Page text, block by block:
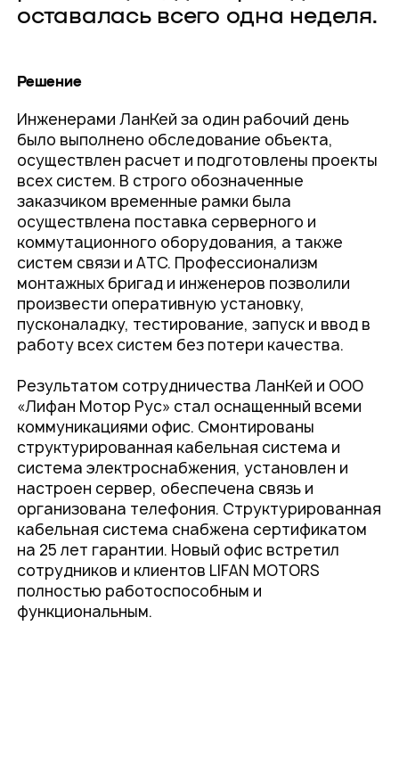
оставалась всего одна неделя.
Решение
Инженерами ЛанКей за один рабочий день
было выполнено обследование объекта,
осуществлен расчет и подготовлены проекты
всех систем. В строго обозначенные
заказчиком временные рамки была
осуществлена поставка серверного и
коммутационного оборудования, а также
систем связи и АТС. Профессионализм
монтажных бригад и инженеров позволили
произвести оперативную установку,
пусконаладку, тестирование, запуск и ввод в
работу всех систем без потери качества.
Результатом сотрудничества ЛанКей и ООО
«Лифан Мотор Рус» стал оснащенный всеми
коммуникациями офис. Смонтированы
структурированная кабельная система и
система электроснабжения, установлен и
настроен сервер, обеспечена связь и
организована телефония. Структурированная
кабельная система снабжена сертификатом
на 25 лет гарантии. Новый офис встретил
сотрудников и клиентов LIFAN MOTORS
полностью работоспособным и
функциональным.